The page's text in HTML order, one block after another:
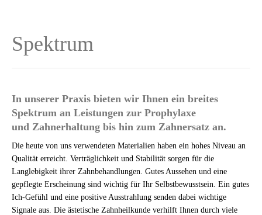
Spektrum
In unserer Praxis bieten wir Ihnen ein breites
Spektrum an Leistungen zur Prophylaxe
und Zahnerhaltung bis hin zum Zahnersatz an.
Die heute von uns verwendeten Materialien haben ein hohes Niveau an
Qualität erreicht. Verträglichkeit und Stabilität sorgen für die
Langlebigkeit ihrer Zahnbehandlungen. Gutes Aussehen und eine
gepflegte Erscheinung sind wichtig für Ihr Selbstbewusstsein. Ein gutes
Ich-Gefühl und eine positive Ausstrahlung senden dabei wichtige
Signale aus. Die ästetische Zahnheilkunde verhilft Ihnen durch viele